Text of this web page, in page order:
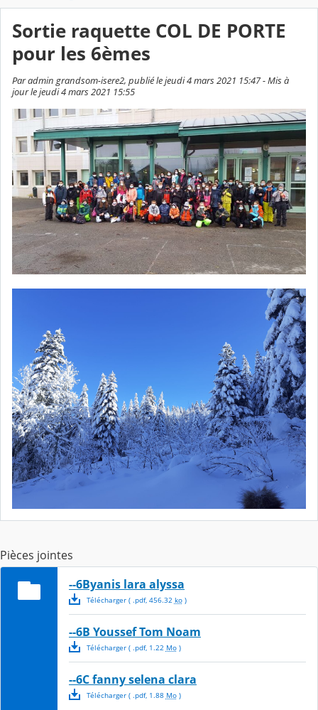
Sortie raquette COL DE PORTE
pour les 6èmes
Par admin grandsom-isere2, publié le jeudi 4 mars 2021 15:47 - Mis à
jour le jeudi 4 mars 2021 15:55
Pièces jointes
--6Byanis lara alyssa
Télécharger( .pdf, 456.32 ko)
--6B Youssef Tom Noam
Télécharger( .pdf, 1.22 Mo)
--6C fanny selena clara
Télécharger( .pdf, 1.88 Mo)